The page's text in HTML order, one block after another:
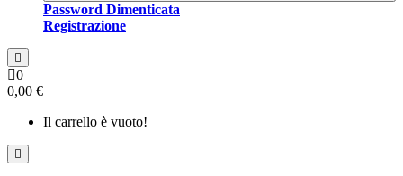
Password Dimenticata
Registrazione
0
0,00 €
Il carrello è vuoto!